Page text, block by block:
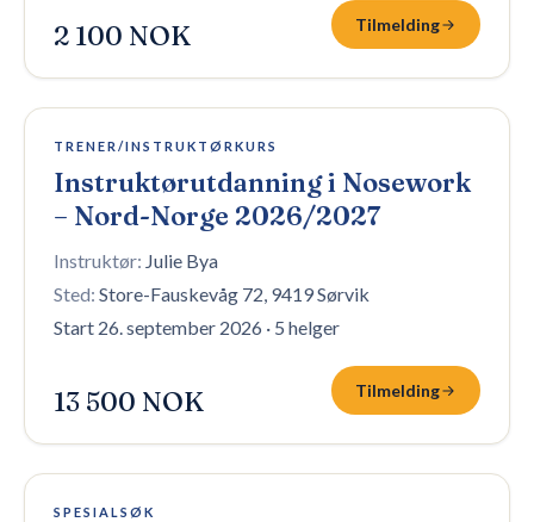
2 100 NOK Tilmelding
8 plasser igjen
TRENER/INSTRUKTØRKURS
Instruktørutdanning i Nosework
– Nord-Norge 2026/2027
Instruktør: Julie Bya
Sted: Store-Fauskevåg 72, 9419 Sørvik
Start 26. september 2026 · 5 helger
13 500 NOK Tilmelding
Fullt — venteliste
SPESIALSØK